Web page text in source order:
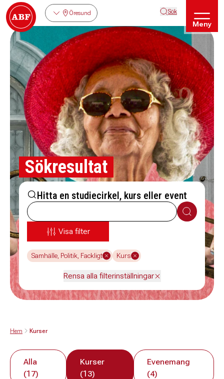
Öresund Sök
Meny
Sökresultat
Hitta en studiecirkel, kurs eller event
Sök
Visa filter
Samhälle, Politik, Fackligt Kurs
Rensa alla filterinställningar
Hem Kurser
Alla
(17)
Kurser
(13)
Evenemang
(4)